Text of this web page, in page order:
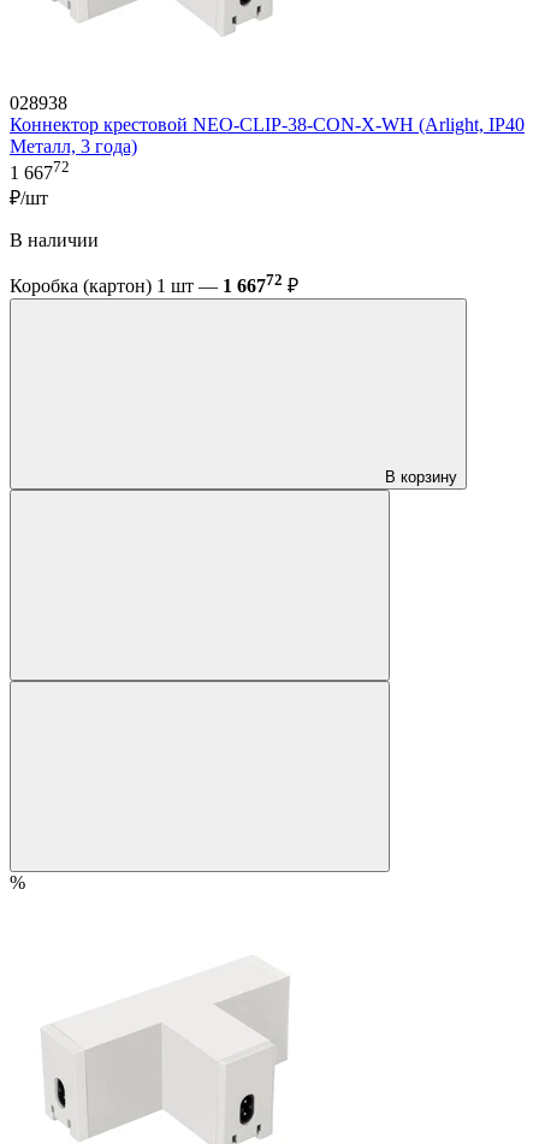
028938
Коннектор крестовой NEO-CLIP-38-CON-X-WH (Arlight, IP40
Металл, 3 года)
1 66772
₽/шт
В наличии
Коробка (картон) 1 шт — 1 66772 ₽
В корзину
%